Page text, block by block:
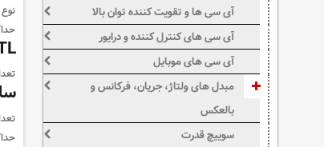
آی سی ها و تقویت کننده توان بالا
آی سی های کنترل کننده و درایور
آی سی های موبایل
مبدل های ولتاژ، جریان، فرکانس و
بالعکس
سوییچ قدرت